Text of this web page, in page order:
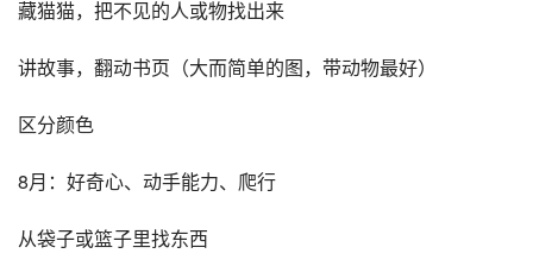
藏猫猫，把不见的人或物找出来
讲故事，翻动书页（大而简单的图，带动物最好）
区分颜色
8月：好奇心、动手能力、爬行
从袋子或篮子里找东西